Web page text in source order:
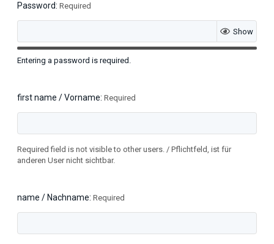
Password Required
Show
Entering a password is required.
first name / Vorname Required
Required field is not visible to other users. / Pflichtfeld, ist für
anderen User nicht sichtbar.
name / Nachname Required